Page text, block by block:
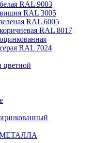
RAL 9003
RAL 3005
RAL 6005
RAL 8017
RAL 7024
цветной